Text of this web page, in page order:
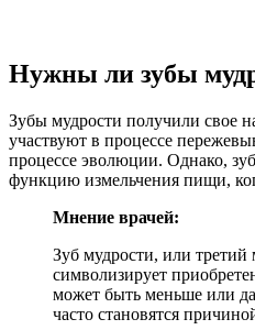
Нужны ли зубы
Зубы мудрости получили свое
участвуют в процессе
процессе эволюции. Однако,
функцию измельчения пищи,
Мнение врачей:
Зуб мудрости, или третий
символизирует
может быть меньше или
часто становятся